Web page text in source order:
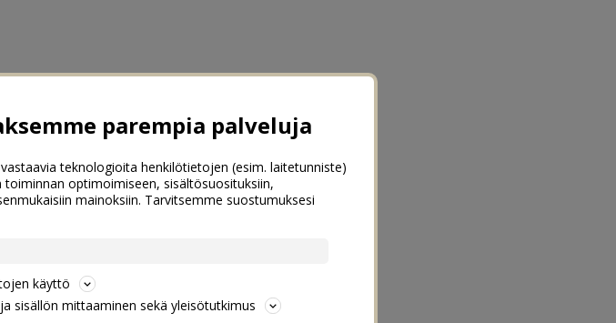
parempia palveluja
teknologioita henkilötietojen (esim. laitetunniste)
optimoimiseen, sisältösuosituksiin,
mainoksiin. Tarvitsemme suostumuksesi
käyttö
sisällön mittaaminen sekä yleisötutkimus